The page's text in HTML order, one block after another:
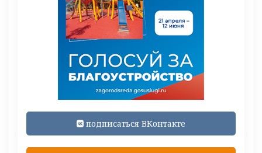
подписаться ВКонтакте